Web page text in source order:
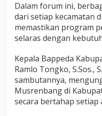
t
a
n
Dalam forum ini,
dari setiap kecamatan
memastikan program
selaras dengan
Kepala Bappeda
Ramlo Tongko, S.Sos.,
sambutannya,
Musrenbang di
secara bertahap setiap